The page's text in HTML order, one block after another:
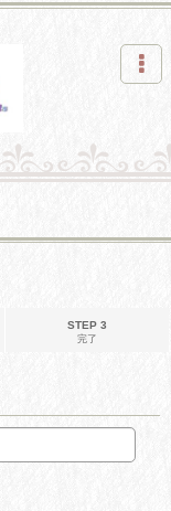
STEP 3
完了